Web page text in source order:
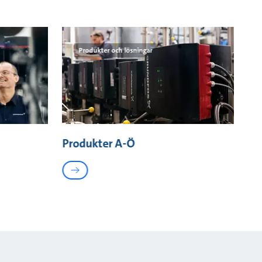
Produkter och lösningar
Produkter A-Ö